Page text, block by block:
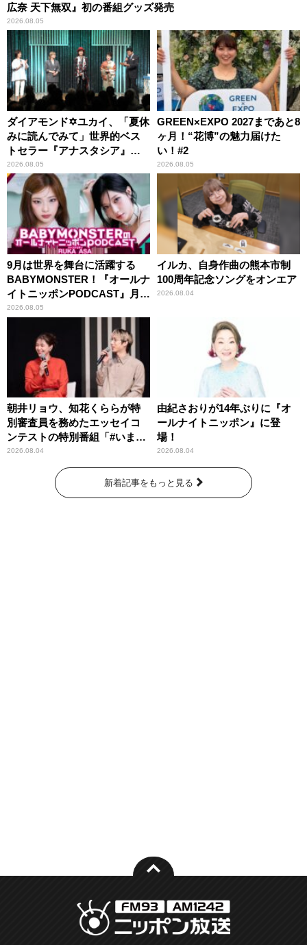
広奈 天下無双』初の番組グッズ発売
2026.08.05
ダイアモンド✡ユカイ、「夏休
みに読んでみて」世界的ベス
トセラー『アナスタシア』を
紹介
2026.08.05
GREEN×EXPO 2027まであと8
ヶ月！“花博”の魅力届けた
い！#2
2026.08.05
9月は世界を舞台に活躍する
BABYMONSTER！『オールナ
イトニッポンPODCAST』月替
わりパーソナリティ
2026.08.05
イルカ、自身作曲の熊本市制
100周年記念ソングをオンエア
2026.08.04
朝井リョウ、知花くららが特
別審査員を務めたエッセイコ
ンテストの特別番組「#いまあ
なたに伝えたいこと」
2026.08.04
由紀さおりが14年ぶりに『オ
ールナイトニッポン』に登
場！
2026.08.04
新着記事をもっと見る